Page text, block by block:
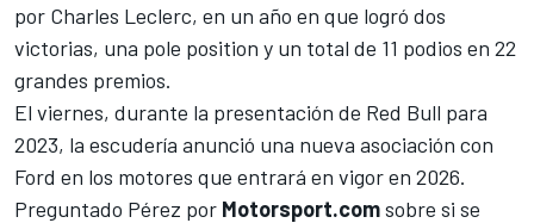
por Charles Leclerc, en un año en que logró dos
victorias, una pole position y un total de 11 podios en 22
grandes premios.
El viernes, durante la presentación de Red Bull para
2023, la escudería anunció una nueva asociación con
Ford en los motores que entrará en vigor en 2026.
Preguntado Pérez por Motorsport.comsobre si se